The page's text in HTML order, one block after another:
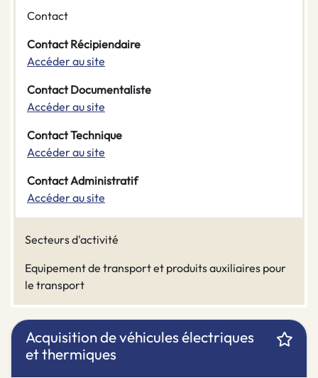
Contact
Contact Récipiendaire
Accéder au site
Contact Documentaliste
Accéder au site
Contact Technique
Accéder au site
Contact Administratif
Accéder au site
Secteurs d'activité
Equipement de transport et produits auxiliaires pour
le transport
Acquisition de véhicules électriques
et thermiques